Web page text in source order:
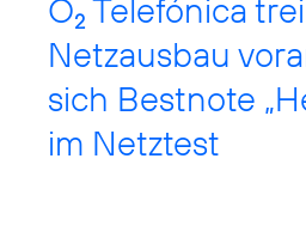
O2 Telefónica
Netzausbau
sich Bestnote
im Netztest